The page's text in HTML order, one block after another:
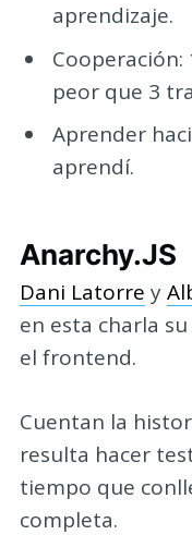
aprendizaje.
peor que 3
Aprender
aprendí.
Anarchy.JS
Dani Latorre y
en esta charla
el frontend.
Cuentan la
resulta hacer
tiempo que
completa.